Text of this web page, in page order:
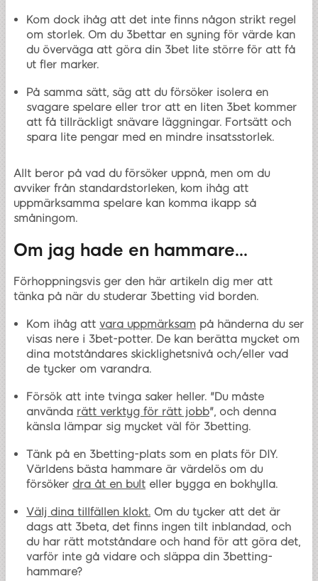
Kom dock ihåg att det inte finns någon strikt regel
om storlek. Om du 3bettar en syning för värde kan
du överväga att göra din 3bet lite större för att få
ut fler marker.
På samma sätt, säg att du försöker isolera en
svagare spelare eller tror att en liten 3bet kommer
att få tillräckligt snävare läggningar. Fortsätt och
spara lite pengar med en mindre insatsstorlek.
Allt beror på vad du försöker uppnå, men om du
avviker från standardstorleken, kom ihåg att
uppmärksamma spelare kan komma ikapp så
småningom.
Om jag hade en hammare...
Förhoppningsvis ger den här artikeln dig mer att
tänka på när du studerar 3betting vid borden.
Kom ihåg att vara uppmärksam på händerna du ser
visas nere i 3bet-potter. De kan berätta mycket om
dina motståndares skicklighetsnivå och/eller vad
de tycker om varandra.
Försök att inte tvinga saker heller. "Du måste
använda rätt verktyg för rätt jobb", och denna
känsla lämpar sig mycket väl för 3betting.
Tänk på en 3betting-plats som en plats för DIY.
Världens bästa hammare är värdelös om du
försöker dra åt en bult eller bygga en bokhylla.
Välj dina tillfällen klokt. Om du tycker att det är
dags att 3beta, det finns ingen tilt inblandad, och
du har rätt motståndare och hand för att göra det,
varför inte gå vidare och släppa din 3betting-
hammare?